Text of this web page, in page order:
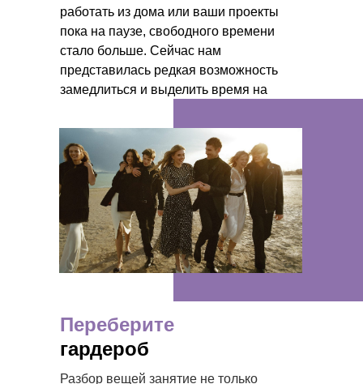
работать из дома или ваши проекты
пока на паузе, свободного времени
стало больше. Сейчас нам
представилась редкая возможность
замедлиться и выделить время на
Переберите
гардероб
Разбор вещей занятие не только